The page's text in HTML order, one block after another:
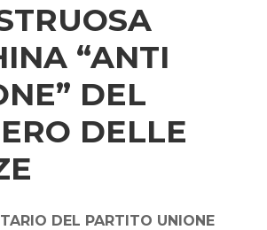
“ANTI
DEL
DELLE
DEL PARTITO UNIONE